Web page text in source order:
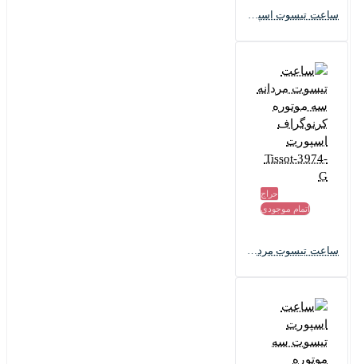
ساعت تیسوت اسپرت مردانه تور دو فرانس Tissot-3973-G
حراج
اتمام موجودی
ساعت تیسوت مردانه سه موتوره کرنوگراف اسپورت Tissot-3974-G